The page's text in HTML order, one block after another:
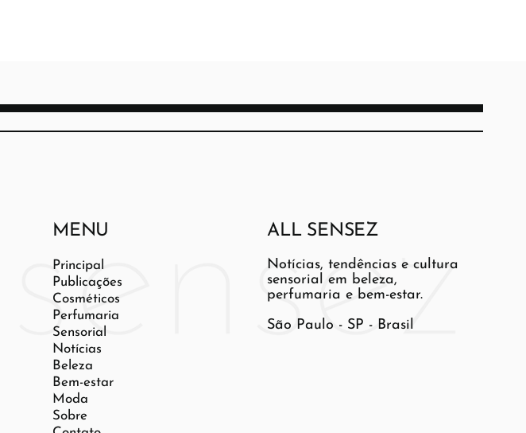
MENU
Principal
Publicações
Cosméticos
Perfumaria
Sensorial
Notícias
Beleza
Bem-estar
Moda
Sobre
ALL SENSEZ
Notícias, tendências e cultura
sensorial em beleza,
perfumaria e bem-estar.
São Paulo - SP - Brasil